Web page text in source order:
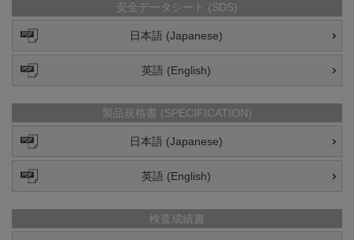
安全データシート (SDS)
日本語 (Japanese)
英語 (English)
製品規格書 (SPECIFICATION)
日本語 (Japanese)
英語 (English)
検査成績書